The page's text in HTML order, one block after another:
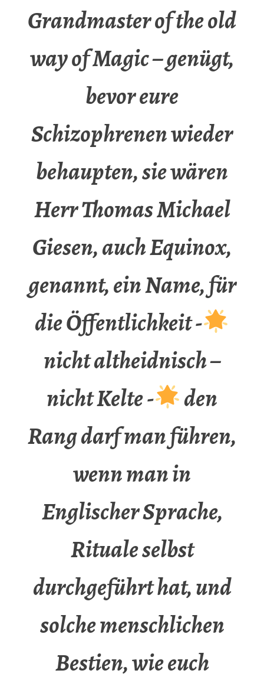
Grandmaster of the old
way of Magic – genügt,
bevor eure
Schizophrenen wieder
behaupten, sie wären
Herr Thomas Michael
Giesen, auch Equinox,
genannt, ein Name, für
die Öffentlichkeit -
nicht altheidnisch –
nicht Kelte -
den
Rang darf man führen,
wenn man in
Englischer Sprache,
Rituale selbst
durchgeführt hat, und
solche menschlichen
Bestien, wie euch